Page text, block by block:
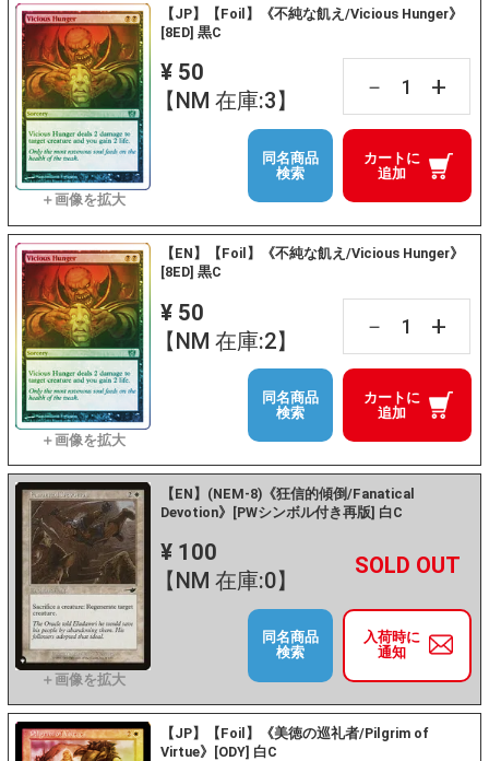
【JP】【Foil】《不純な飢え/Vicious Hunger》
[8ED] 黒C
¥ 50
【NM 在庫:3】
－ +
カートに
追加
同名商品
検索
【EN】【Foil】《不純な飢え/Vicious Hunger》
[8ED] 黒C
¥ 50
【NM 在庫:2】
－ +
カートに
追加
同名商品
検索
【EN】(NEM-8)《狂信的傾倒/Fanatical
Devotion》[PWシンボル付き再版] 白C
¥ 100
【NM 在庫:0】
－ +
入荷時に
通知
同名商品
検索
【JP】【Foil】《美徳の巡礼者/Pilgrim of
Virtue》[ODY] 白C